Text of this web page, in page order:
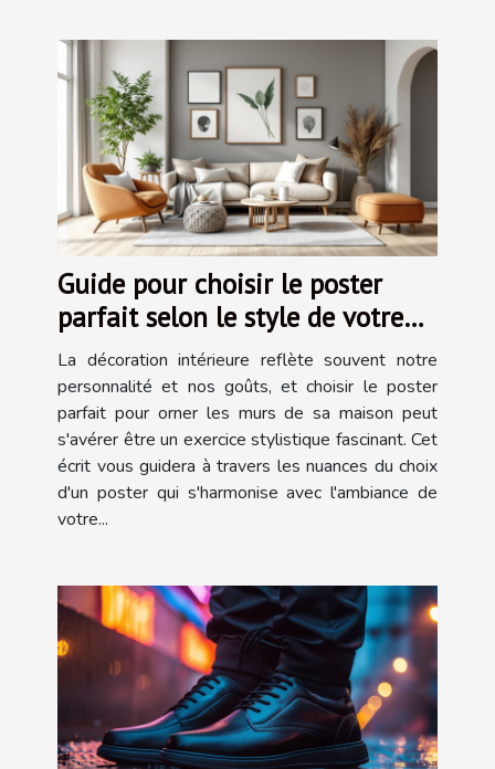
Guide pour choisir le poster
parfait selon le style de votre
maison
La décoration intérieure reflète souvent notre
personnalité et nos goûts, et choisir le poster
parfait pour orner les murs de sa maison peut
s'avérer être un exercice stylistique fascinant. Cet
écrit vous guidera à travers les nuances du choix
d'un poster qui s'harmonise avec l'ambiance de
votre...